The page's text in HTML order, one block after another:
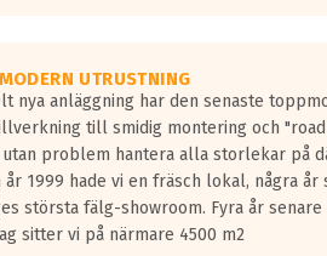
UTRUSTNING
nya anläggning har den senaste
till smidig montering och
utan problem hantera alla storlekar på
år 1999 hade vi en fräsch lokal, några år
största fälg-showroom. Fyra år
sitter vi på närmare 4500 m2